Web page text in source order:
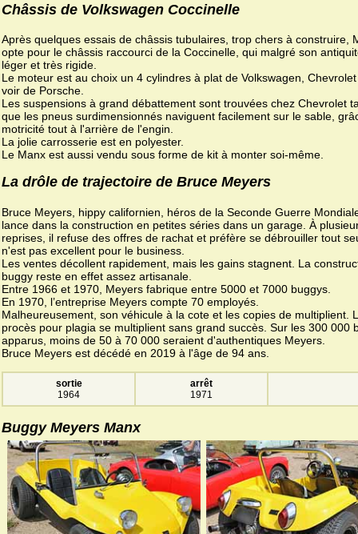
Châssis de Volkswagen Coccinelle
Après quelques essais de châssis tubulaires, trop chers à construire,
opte pour le châssis raccourci de la Coccinelle, qui malgré son
léger et très rigide.
Le moteur est au choix un 4 cylindres à plat de Volkswagen,
voir de Porsche.
Les suspensions à grand débattement sont trouvées chez Chevrolet
que les pneus surdimensionnés naviguent facilement sur le sable,
motricité tout à l'arrière de l'engin.
La jolie carrosserie est en polyester.
Le Manx est aussi vendu sous forme de kit à monter soi-même.
La drôle de trajectoire de Bruce Meyers
Bruce Meyers, hippy californien, héros de la Seconde Guerre
lance dans la construction en petites séries dans un garage. À
reprises, il refuse des offres de rachat et préfère se débrouiller tout
n'est pas excellent pour le business.
Les ventes décollent rapidement, mais les gains stagnent. La
buggy reste en effet assez artisanale.
Entre 1966 et 1970, Meyers fabrique entre 5000 et 7000 buggys.
En 1970, l’entreprise Meyers compte 70 employés.
Malheureusement, son véhicule à la cote et les copies de multiplient.
procès pour plagia se multiplient sans grand succès. Sur les 300 000
apparus, moins de 50 à 70 000 seraient d'authentiques Meyers.
Bruce Meyers est décédé en 2019 à l'âge de 94 ans.
sortie
1964
arrêt
1971
Buggy Meyers Manx